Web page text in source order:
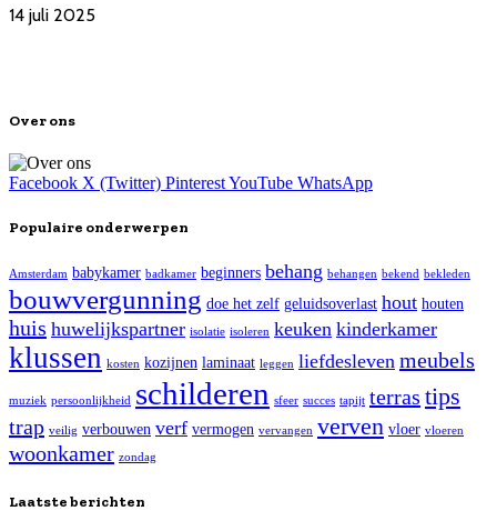
14 juli 2025
Over ons
Facebook X (Twitter) PinterestYouTube WhatsApp
Populaire onderwerpen
Amsterdam babykamer badkamer beginners behang behangen bekend bekleden
bouwvergunning doe het zelf geluidsoverlast hout houten
huis huwelijkspartner isolatie isoleren keuken kinderkamer
klussen kosten kozijnen laminaat leggen liefdesleven meubels
muziek persoonlijkheid schilderen sfeer succes tapijt terras tips
trap veilig verbouwen verf vermogen vervangen verven vloer vloeren
woonkamer zondag
Laatste berichten